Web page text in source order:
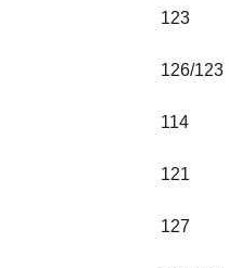
123
126/123
114
121
127